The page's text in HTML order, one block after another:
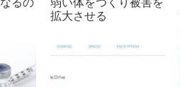
拡大させる